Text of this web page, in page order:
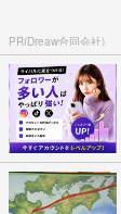
PR(Dreaw合同会社)